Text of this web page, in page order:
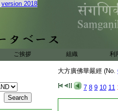
version 2018
ご挨拶 組織 利
大方廣佛華嚴經 (No.
7 8 9 10 11